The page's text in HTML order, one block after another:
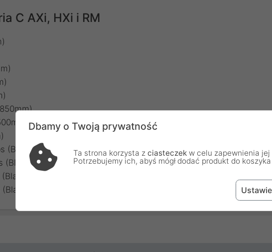
C AXi, HXi i RM
(Black)
(Black)
Dbamy o Twoją prywatność
Ta strona korzysta z ciasteczek w celu zapewnienia jej
Potrzebujemy ich, abyś mógł dodać produkt do